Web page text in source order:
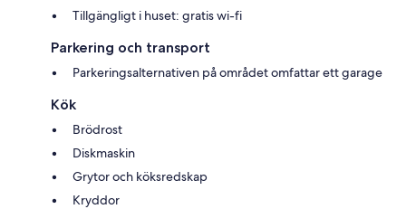
Tillgängligt i huset: gratis wi-fi
Parkering och transport
Parkeringsalternativen på området omfattar ett garage
Kök
Brödrost
Diskmaskin
Grytor och köksredskap
Kryddor